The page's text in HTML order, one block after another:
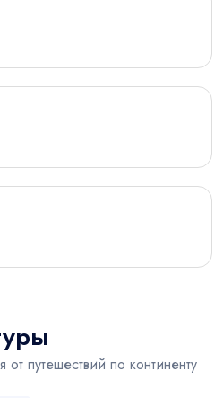
путешествий по континенту